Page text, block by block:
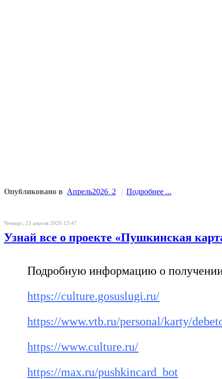
Опубликовано в Апрель2026_2 Подробнее ...
Четверг, 23 апреля 2026 13:47
Узнай все о проекте «Пушкинская
Подробную информацию о
https://culture.gosuslugi.ru/
https://www.vtb.ru/personal/karty/
https://www.culture.ru/
https://max.ru/pushkincard_bot